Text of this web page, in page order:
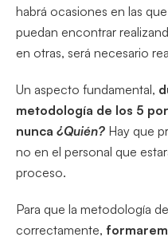
habrá ocasiones en las
puedan encontrar
en otras, será necesario
Un aspecto fundamental,
metodología de los 5
nunca ¿Quién? Hay que
no en el personal que
proceso.
Para que la metodología
correctamente,